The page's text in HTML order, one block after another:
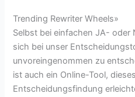
Trending Rewriter Wheels»
Selbst bei einfachen JA- oder
sich bei unser
unvoreingenommen zu
ist auch ein Online-Tool,
Entscheidungsfindung